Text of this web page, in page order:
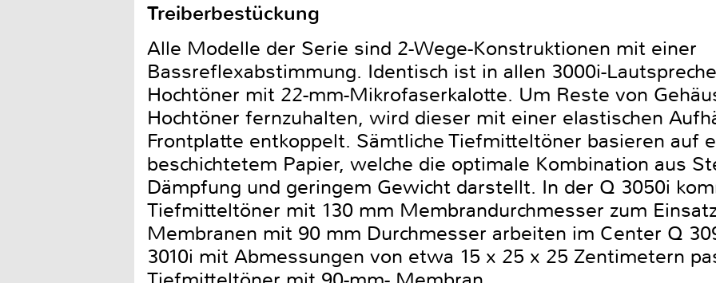
Treiberbestückung
Alle Modelle der Serie sind 2-Wege-Konstruktionen mit einer
Bassreflexabstimmung. Identisch ist in allen 3000i-
Hochtöner mit 22-mm-Mikrofaserkalotte. Um Reste von
Hochtöner fernzuhalten, wird dieser mit einer elastischen
Frontplatte entkoppelt. Sämtliche Tiefmitteltöner basieren auf
beschichtetem Papier, welche die optimale Kombination aus
Dämpfung und geringem Gewicht darstellt. In der Q 3050i
Tiefmitteltöner mit 130 mm Membrandurchmesser zum
Membranen mit 90 mm Durchmesser arbeiten im Center Q
3010i mit Abmessungen von etwa 15 x 25 x 25 Zentimetern